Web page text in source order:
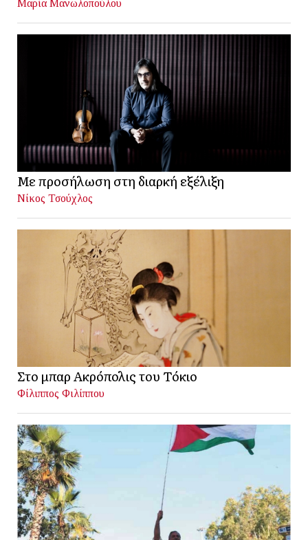
Μαρία Μανωλοπούλου
Με προσήλωση στη διαρκή εξέλιξη
Νίκος Τσούχλος
Στο μπαρ Ακρόπολις του Τόκιο
Φίλιππος Φιλίππου